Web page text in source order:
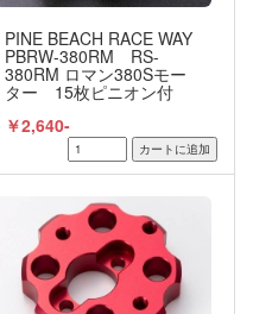
PINE BEACH RACE WAY
PBRW-380RM RS-
380RM ロマン380Sモー
ター 15枚ピニオン付
￥2,640-